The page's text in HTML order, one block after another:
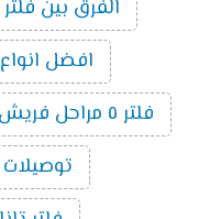
الفرق بين فلتر تانك 3
افضل انواع
فلتر ٥ مراحل فريش
توصيلات